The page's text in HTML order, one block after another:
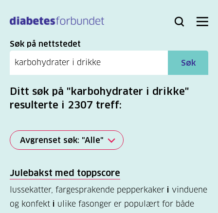
hovedinnhold
Bli
Logg
Søk Meny
Søk
Søk på nettstedet
Søk
Ditt søk på "karbohydrater i drikke"
resulterte i 2307 treff:
Avgrenset søk: "Alle"
(2277)
Mer
Julebakst med toppscore
lussekatter, fargesprakende pepperkaker i vinduene
og konfekt i ulike fasonger er populært for både